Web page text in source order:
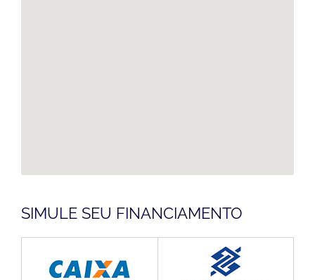
SIMULE SEU FINANCIAMENTO